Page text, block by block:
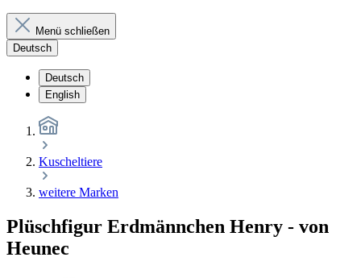
Menü schließen
Deutsch
Deutsch
English
Kuscheltiere
weitere Marken
Plüschfigur Erdmännchen Henry - von
Heunec